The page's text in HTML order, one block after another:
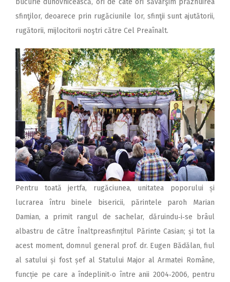
sfinţilor, deoarece prin rugăciunile lor, sfinţii sunt ajutătorii,
rugătorii, mijlocitorii noştri către Cel Prea­înalt.
Pentru toată jertfa, rugăciunea, unitatea poporului și
lucrarea întru binele bisericii, părintele paroh Marian
Damian, a primit rangul de sachelar, dăruindu‑i‑se brâul
albastru de către Înaltpreasfințitul Părinte Casian; și tot la
acest moment, domnul general prof. dr. Eugen Bădălan, fiul
al satului și fost șef al Statului Major al Armatei Române,
funcție pe care a îndeplinit‑o între anii 2004‑2006, pentru